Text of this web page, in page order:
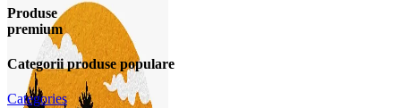
Produse
premium
Categorii produse populare
Categories